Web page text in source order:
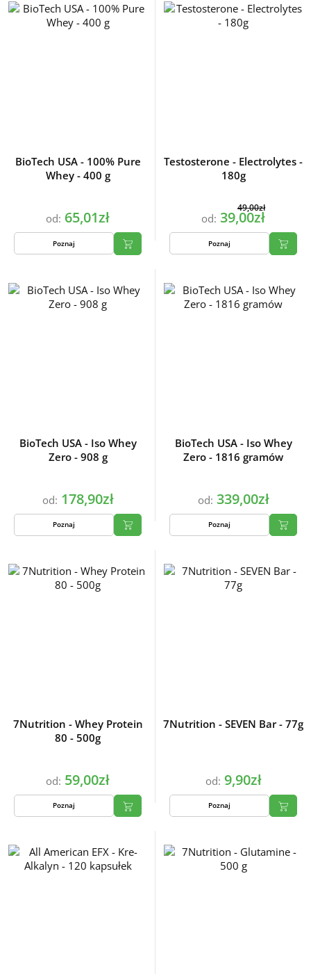
BioTech USA - 100% Pure
Whey - 400 g
od: 65,01zł
Poznaj
Testosterone - Electrolytes -
180g
od:
49,00zł
39,00zł
Poznaj
BioTech USA - Iso Whey
Zero - 908 g
od: 178,90zł
Poznaj
BioTech USA - Iso Whey
Zero - 1816 gramów
od: 339,00zł
Poznaj
7Nutrition - Whey Protein
80 - 500g
od: 59,00zł
Poznaj
7Nutrition - SEVEN Bar - 77g
od: 9,90zł
Poznaj